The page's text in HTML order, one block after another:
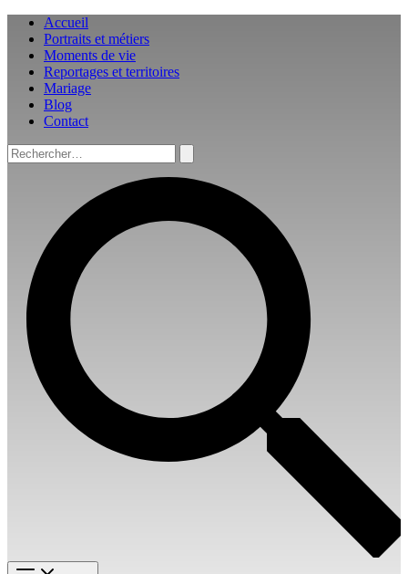
Aller
contenu
Accueil
Portraits et métiers
Moments de vie
Reportages et territoires
Mariage
Blog
Contact
Rechercher :